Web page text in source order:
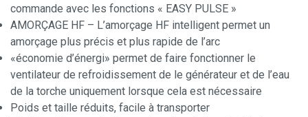
commande avec les fonctions « EASY PULSE »
AMORÇAGE HF – L’amorçage HF intelligent permet un
amorçage plus précis et plus rapide de l’arc
«économie d’énergi» permet de faire fonctionner le
ventilateur de refroidissement de le générateur et de l’eau
de la torche uniquement lorsque cela est nécessaire
Poids et taille réduits, facile à transporter